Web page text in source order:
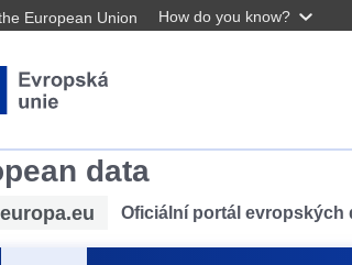
European Union How do you know?
data
Oficiální portál evropských